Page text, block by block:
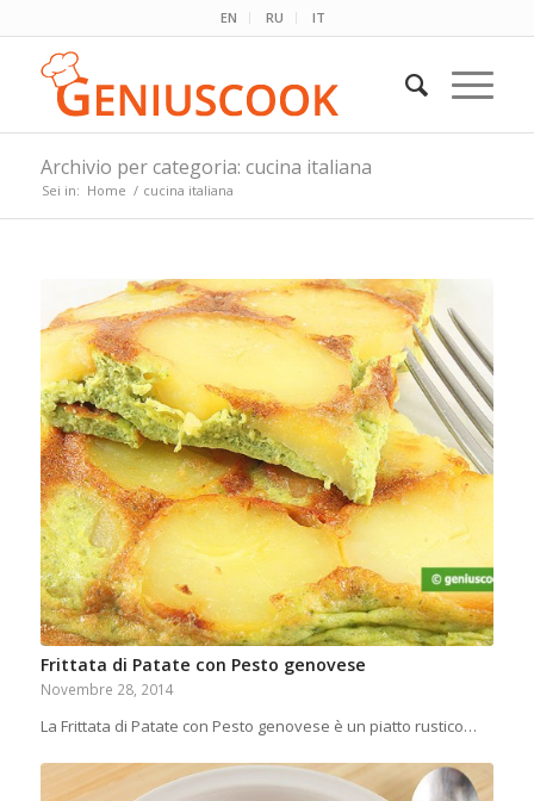
EN RU IT
Archivio per categoria: cucina italiana
Sei in: Home / cucina italiana
Frittata di Patate con Pesto genovese
Novembre 28, 2014
La Frittata di Patate con Pesto genovese è un piatto rustico…